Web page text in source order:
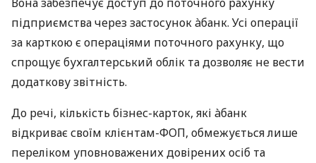
підприємства через застосунок àбанк. Усі операції
за карткою є операціями поточного рахунку, що
спрощує бухгалтерський облік та дозволяє не вести
додаткову звітність.
До речі, кількість бізнес-карток, які àбанк
відкриває своїм клієнтам-ФОП, обмежується лише
переліком уповноважених довірених осіб та